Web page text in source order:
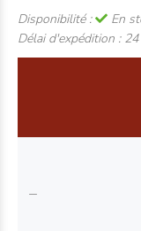
Disponibilité :
En
Délai d'expédition :